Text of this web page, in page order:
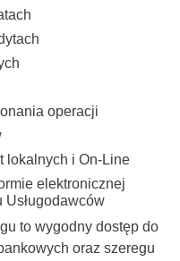
operacji
lokalnych i On-Line
elektronicznej
Usługodawców
to wygodny dostęp do
oraz szeregu